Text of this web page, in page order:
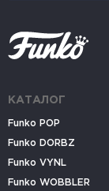
КАТАЛОГ
Funko POP
Funko DORBZ
Funko VYNL
Funko WOBBLER